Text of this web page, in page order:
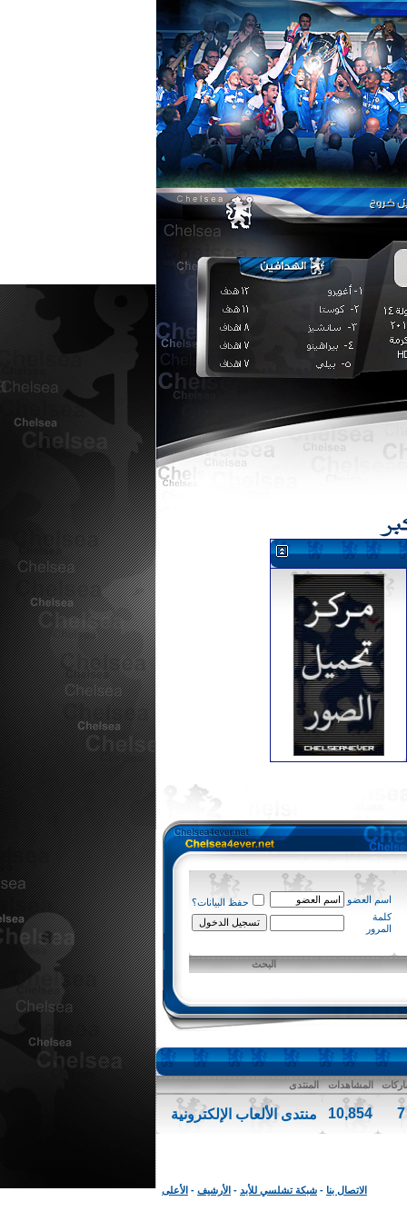
اسم العضو
حفظ البيانات؟
كلمة
المرور
البحث
المشاهدات المنتدى
7
10,854 منتدى الألعاب الإلكترونية
الاتصال بنا - شبكة تشلسي للأبد - الأرشيف - الأعلى